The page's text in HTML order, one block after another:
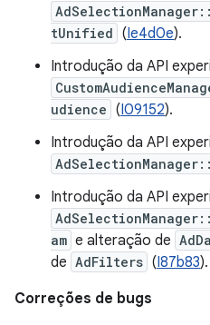
tUnified (Ie4d0e).
Introdução da API
udience (I09152).
Introdução da API
Introdução da API
am e alteração de
de AdFilters (I87b83).
Correções de bugs